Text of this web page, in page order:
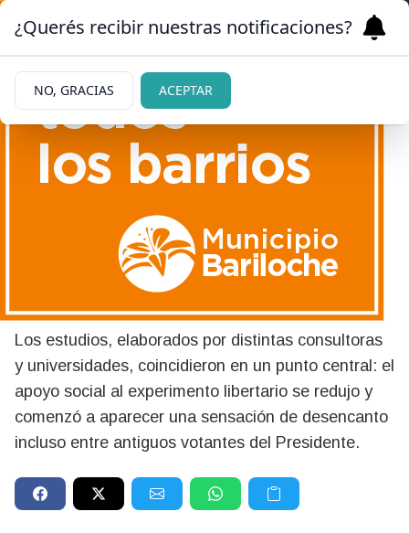
Continúa bajando la imagen
de Milei: qué dicen las
encuestas
Los estudios, elaborados por distintas consultoras
y universidades, coincidieron en un punto central: el
apoyo social al experimento libertario se redujo y
comenzó a aparecer una sensación de desencanto
incluso entre antiguos votantes del Presidente.
¿Querés recibir nuestras notificaciones?
NO, GRACIAS ACEPTAR